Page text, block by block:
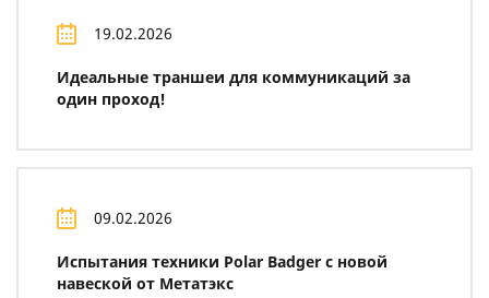
19.02.2026
Идеальные траншеи для коммуникаций за
один проход!
09.02.2026
Испытания техники Polar Badger с новой
навеской от Метатэкс